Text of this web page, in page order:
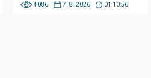
4086 7. 8. 2026 01:10:56